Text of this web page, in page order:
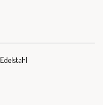
Edelstahl